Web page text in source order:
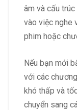
âm và cấu
vào việc nghe
phim hoặc
Nếu bạn mới
với các
khó thấp và
chuyển sang